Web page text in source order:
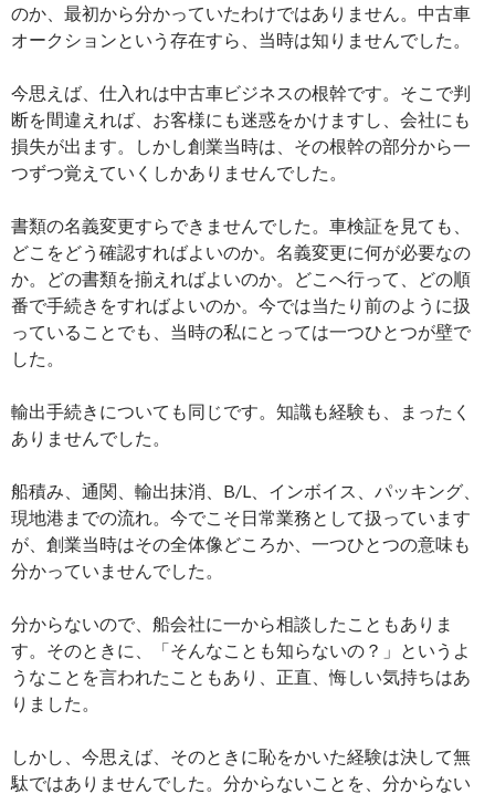
のか、最初から分かっていたわけではありません。中古車
オークションという存在すら、当時は知りませんでした。
今思えば、仕入れは中古車ビジネスの根幹です。そこで判
断を間違えれば、お客様にも迷惑をかけますし、会社にも
損失が出ます。しかし創業当時は、その根幹の部分から一
つずつ覚えていくしかありませんでした。
書類の名義変更すらできませんでした。車検証を見ても、
どこをどう確認すればよいのか。名義変更に何が必要なの
か。どの書類を揃えればよいのか。どこへ行って、どの順
番で手続きをすればよいのか。今では当たり前のように扱
っていることでも、当時の私にとっては一つひとつが壁で
した。
輸出手続きについても同じです。知識も経験も、まったく
ありませんでした。
船積み、通関、輸出抹消、B/L、インボイス、パッキング、
現地港までの流れ。今でこそ日常業務として扱っています
が、創業当時はその全体像どころか、一つひとつの意味も
分かっていませんでした。
分からないので、船会社に一から相談したこともありま
す。そのときに、「そんなことも知らないの？」というよ
うなことを言われたこともあり、正直、悔しい気持ちはあ
りました。
しかし、今思えば、そのときに恥をかいた経験は決して無
駄ではありませんでした。分からないことを、分からない